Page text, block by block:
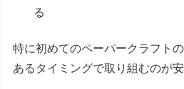
る
特に初めてのペーパークラフト
あるタイミングで取り組むのが安